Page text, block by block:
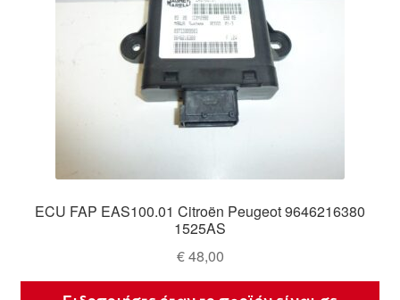
ECU FAP EAS100.01 Citroën Peugeot 9646216380
1525AS
€48,00